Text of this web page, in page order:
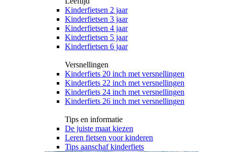
Kinderfietsen 2 jaar
Kinderfietsen 3 jaar
Kinderfietsen 4 jaar
Kinderfietsen 5 jaar
Kinderfietsen 6 jaar
Versnellingen
Kinderfiets 20 inch met versnellingen
Kinderfiets 22 inch met versnellingen
Kinderfiets 24 inch met versnellingen
Kinderfiets 26 inch met versnellingen
Tips en informatie
De juiste maat kiezen
Leren fietsen voor kinderen
Tips aanschaf kinderfiets